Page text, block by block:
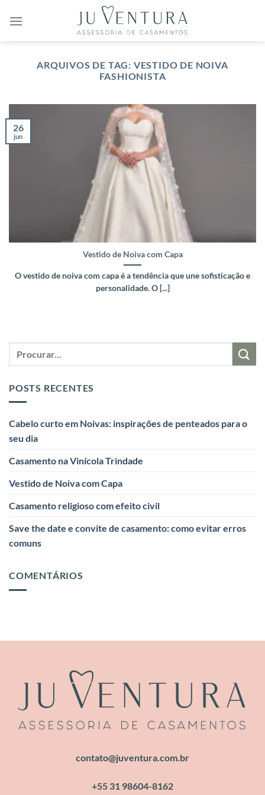
ARQUIVOS DE TAG: VESTIDO DE NOIVA
FASHIONISTA
Vestido de Noiva com Capa
O vestido de noiva com capa é a tendência que une sofisticação e
personalidade. O [...]
26
jun
POSTS RECENTES
Cabelo curto em Noivas: inspirações de penteados para o
seu dia
Casamento na Vinícola Trindade
Vestido de Noiva com Capa
Casamento religioso com efeito civil
Save the date e convite de casamento: como evitar erros
comuns
COMENTÁRIOS
contato@juventura.com.br
+55 31 98604-8162